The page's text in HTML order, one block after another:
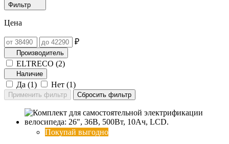
Фильтр
Цена
₽
Производитель
ELTRECO (2)
Наличие
Да (1) Нет (1)
Покупай выгодно